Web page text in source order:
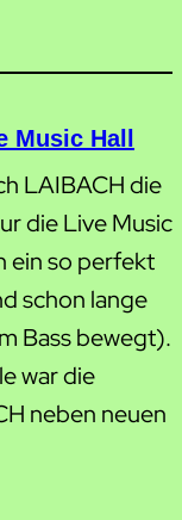
Music Hall
LAIBACH die
die Live Music
ein so perfekt
schon lange
Bass bewegt).
war die
neben neuen